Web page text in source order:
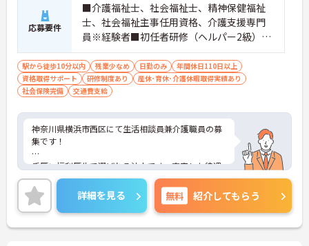
応募要件
■介護福祉士、社会福祉士、精神保健福祉
士、社会福祉主事任用資格、介護支援専門
員※経験者■初任者研修（ヘルパー2級）お
よび実務者研修（ヘルパー1級）※介護保険
施設または通所系サービス事業所において
常勤で2年以上（勤務日数360日以上）
駅から徒歩10分以内 残業少なめ 日勤のみ
年間休日110日以上
資格取得サポート
研修制度あり
産休･育休･介護休暇取得実績あり
社会保険完備
交通費支給
神奈川県横浜市西区にて生活相談員兼介護職員の募
集です！
手厚い福利厚生で選ばれる法人です。充実した待遇
や働きやすさを考えた環境があり、定着率も高く、
勤続年数10年以上の社員が多数活躍しています。リ
フレッシュ休暇や1時間単位の有給も職員がお互い
に協力しあってこの制度を活用しています。働きや
すい環境を皆で作ろうという文化がございます。
詳細を見る 無料 紹介してもらう